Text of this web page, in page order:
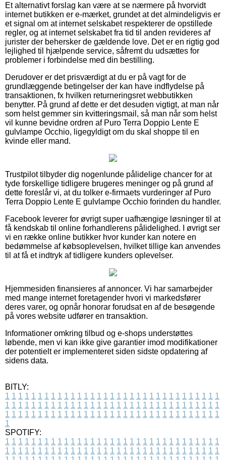
Et alternativt forslag kan være at se nærmere på hvorvidt
internet butikken er e-mærket, grundet at det almindeligvis er
et signal om at internet selskabet respekterer de opstillede
regler, og at internet selskabet fra tid til anden revideres af
jurister der behersker de gældende love. Det er en rigtig god
lejlighed til hjælpende service, såfremt du udsættes for
problemer i forbindelse med din bestilling.
Derudover er det prisværdigt at du er på vagt for de
grundlæggende betingelser der kan have indflydelse på
transaktionen, fx hvilken returneringsret webbutikken
benytter. På grund af dette er det desuden vigtigt, at man når
som helst gemmer sin kvitteringsmail, så man når som helst
vil kunne bevidne ordren af Puro Terra Doppio Lente E
gulvlampe Occhio, ligegyldigt om du skal shoppe til en
kvinde eller mand.
Trustpilot tilbyder dig nogenlunde pålidelige chancer for at
tyde forskellige tidligere brugeres meninger og på grund af
dette foreslår vi, at du tolker e-firmaets vurderinger af Puro
Terra Doppio Lente E gulvlampe Occhio forinden du handler.
Facebook leverer for øvrigt super uafhængige løsninger til at
få kendskab til online forhandlerens pålidelighed. I øvrigt ser
vi en række online butikker hvor kunder kan notere en
bedømmelse af købsoplevelsen, hvilket tillige kan anvendes
til at få et indtryk af tidligere kunders oplevelser.
Hjemmesiden finansieres af annoncer. Vi har samarbejder
med mange internet foretagender hvori vi markedsfører
deres varer, og opnår honorar forudsat en af de besøgende
på vores website udfører en transaktion.
Informationer omkring tilbud og e-shops understøttes
løbende, men vi kan ikke give garantier imod modifikationer
der potentielt er implementeret siden sidste opdatering af
sidens data.
BITLY:
1 1 1 1 1 1 1 1 1 1 1 1 1 1 1 1 1 1 1 1 1 1 1 1 1 1 1 1 1 1 1 1 1
1 1 1 1 1 1 1 1 1 1 1 1 1 1 1 1 1 1 1 1 1 1 1 1 1 1 1 1 1 1 1 1 1
1 1 1 1 1 1 1 1 1 1 1 1 1 1 1 1 1 1 1 1 1 1 1 1 1 1 1 1 1 1 1 1 1
1
SPOTIFY:
1 1 1 1 1 1 1 1 1 1 1 1 1 1 1 1 1 1 1 1 1 1 1 1 1 1 1 1 1 1 1 1 1
1 1 1 1 1 1 1 1 1 1 1 1 1 1 1 1 1 1 1 1 1 1 1 1 1 1 1 1 1 1 1 1 1